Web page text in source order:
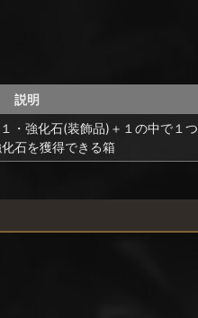
説明
・強化石(装飾品)＋１の中で１つ
石を獲得できる箱